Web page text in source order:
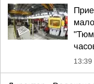
13:39